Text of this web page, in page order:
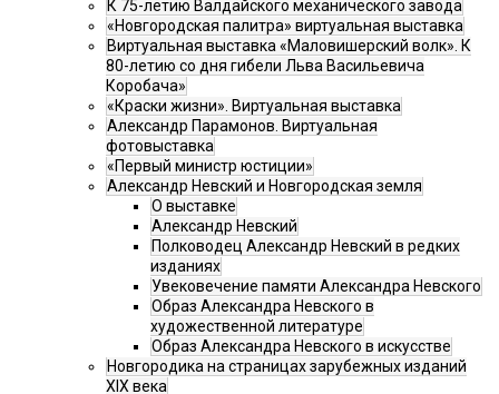
К 75-летию Валдайского механического завода
«Новгородская палитра» виртуальная выставка
Виртуальная выставка «Маловишерский волк». К
80-летию со дня гибели Льва Васильевича
Коробача»
«Краски жизни». Виртуальная выставка
Александр Парамонов. Виртуальная
фотовыставка
«Первый министр юстиции»
Александр Невский и Новгородская земля
О выставке
Александр Невский
Полководец Александр Невский в редких
изданиях
Увековечение памяти Александра Невского
Образ Александра Невского в
художественной литературе
Образ Александра Невского в искусстве
Новгородика на страницах зарубежных изданий
XIX века